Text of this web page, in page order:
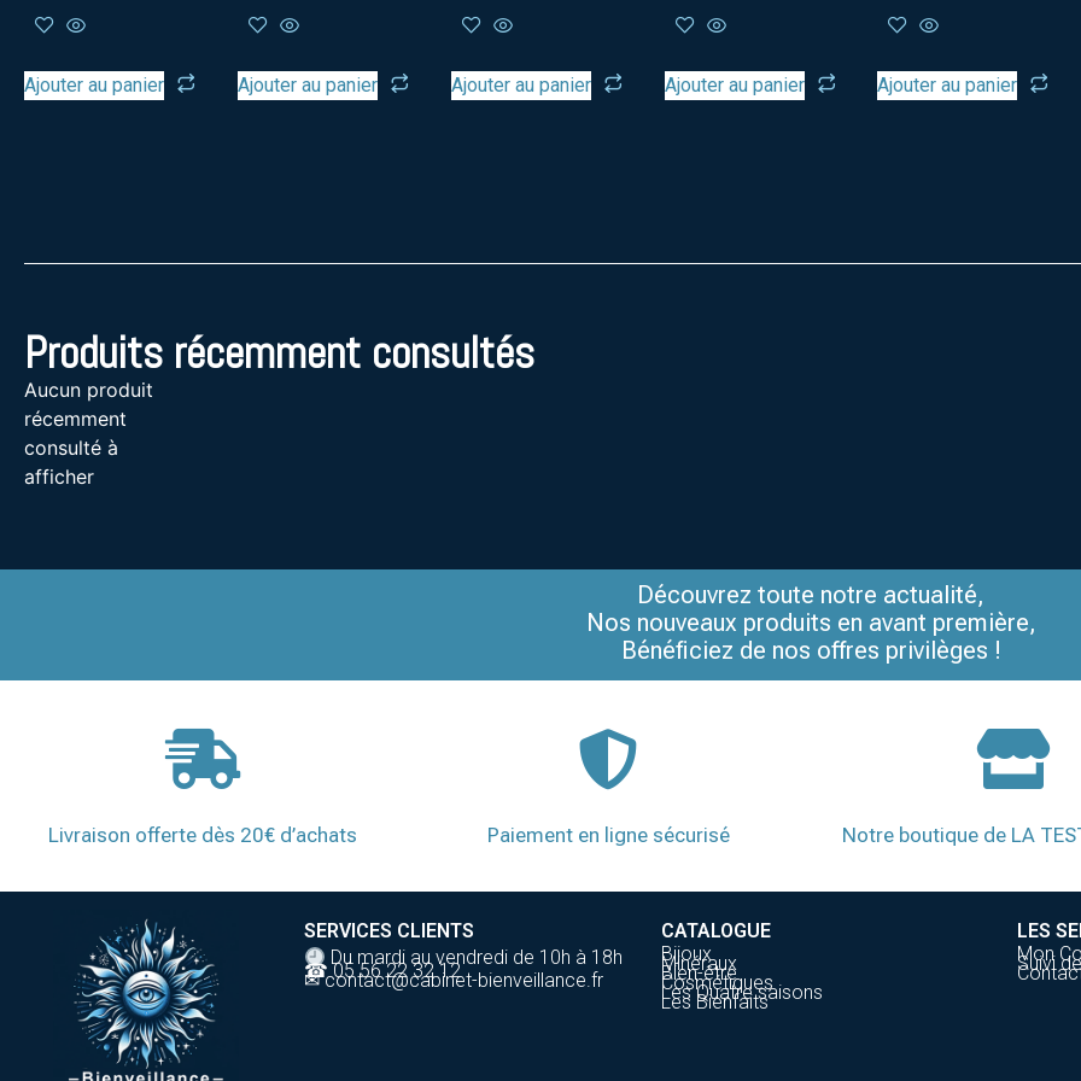
Ajouter au panier Ajouter au panier Ajouter au panier Ajouter au panier Ajouter au panier
Produits récemment consultés
Aucun produit
récemment
consulté à
afficher
Découvrez toute notre actualité,
Nos nouveaux produits en avant première,
Bénéficiez de nos offres privilèges !
Livraison offerte dès 20€ d’achats Paiement en ligne sécurisé Notre boutique de LA
SERVICES CLIENTS
Du mardi au vendredi de 10h à 18h
☎ 05 56 22 32 12
✉ contact@cabinet-bienveillance.fr
CATALOGUE
Bijoux
Minéraux
Bien-être
Cosmétiques
Les Quatre saisons
Les Bienfaits
LES
Mon
Suivi